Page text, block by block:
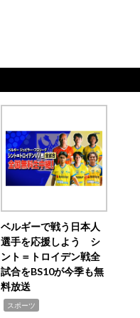
ベルギーで戦う日本人
選手を応援しよう シ
ント＝トロイデン戦全
試合をBS10が今季も無
料放送
スポーツ